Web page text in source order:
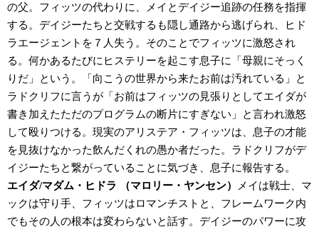
の父。フィッツの代わりに、メイとデイジー追跡の任務を指揮
する。デイジーたちと交戦するも隠し通路から逃げられ、ヒド
ラエージェントを７人失う。そのことでフィッツに激怒され
る。何かあるたびにヒステリーを起こす息子に「母親にそっく
りだ」という。「向こうの世界から来たお前は汚れている」と
ラドクリフに言うが「お前はフィッツの見張りとしてエイダが
書き加えたただのプログラムの断片にすぎない」と言われ激怒
して殴りつける。現実のアリステア・フィッツは、息子の才能
を見抜けなかった飲んだくれの愚か者だった。ラドクリフがデ
イジーたちと繋がっていることに気づき、息子に報告する。
エイダ/マダム・ヒドラ （マロリー・ヤンセン）
メイは戦士、マ
ックは守り手、フィッツはロマンチストと、フレームワーク内
でもその人の根本は変わらないと話す。デイジーのパワーに攻